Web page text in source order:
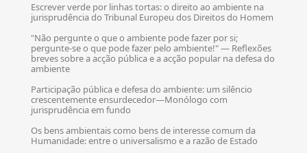
Escrever verde por linhas tortas: o direito ao ambiente na
jurisprudência do Tribunal Europeu dos Direitos do Homem
"Não pergunte o que o ambiente pode fazer por si;
pergunte-se o que pode fazer pelo ambiente!" — Reflexões
breves sobre a acção pública e a acção popular na defesa do
ambiente
Participação pública e defesa do ambiente: um silêncio
crescentemente ensurdecedor—Monólogo com
jurisprudência em fundo
Os bens ambientais como bens de interesse comum da
Humanidade: entre o universalismo e a razão de Estado